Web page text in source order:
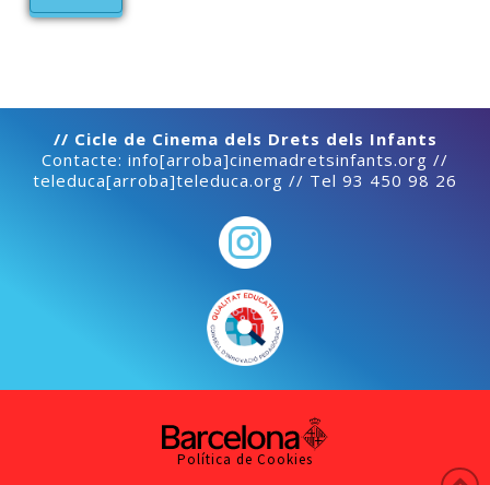
// Cicle de Cinema dels Drets dels Infants
Contacte: info[arroba]cinemadretsinfants.org //
teleduca[arroba]teleduca.org // Tel 93 450 98 26
Política de Cookies